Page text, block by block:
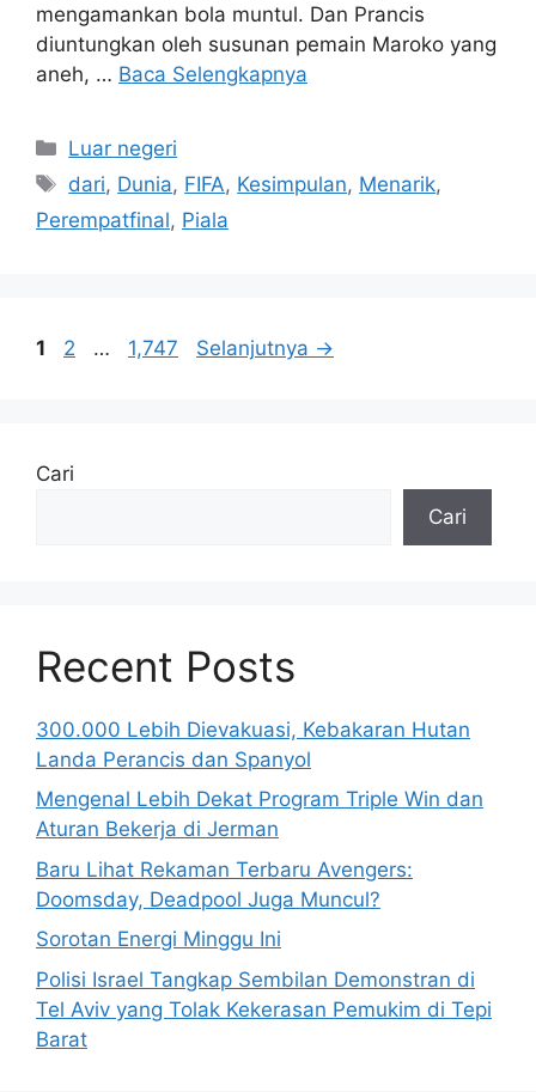
mengamankan bola muntul. Dan Prancis
diuntungkan oleh susunan pemain Maroko yang
aneh, … Baca Selengkapnya
Kategori
Luar negeri
Tag
dari, Dunia, FIFA, Kesimpulan, Menarik,
Perempatfinal, Piala
Halaman
1 Halaman
2 … Halaman
1,747 Selanjutnya →
Cari
Cari
Recent Posts
300.000 Lebih Dievakuasi, Kebakaran Hutan
Landa Perancis dan Spanyol
Mengenal Lebih Dekat Program Triple Win dan
Aturan Bekerja di Jerman
Baru Lihat Rekaman Terbaru Avengers:
Doomsday, Deadpool Juga Muncul?
Sorotan Energi Minggu Ini
Polisi Israel Tangkap Sembilan Demonstran di
Tel Aviv yang Tolak Kekerasan Pemukim di Tepi
Barat